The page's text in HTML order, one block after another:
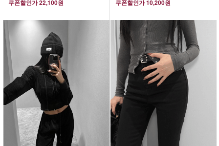
쿠폰할인가22,100원 쿠폰할인가10,200원